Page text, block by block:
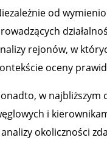
od
rejonów, w
oceny
w najbliższym
i
analizy okoliczności